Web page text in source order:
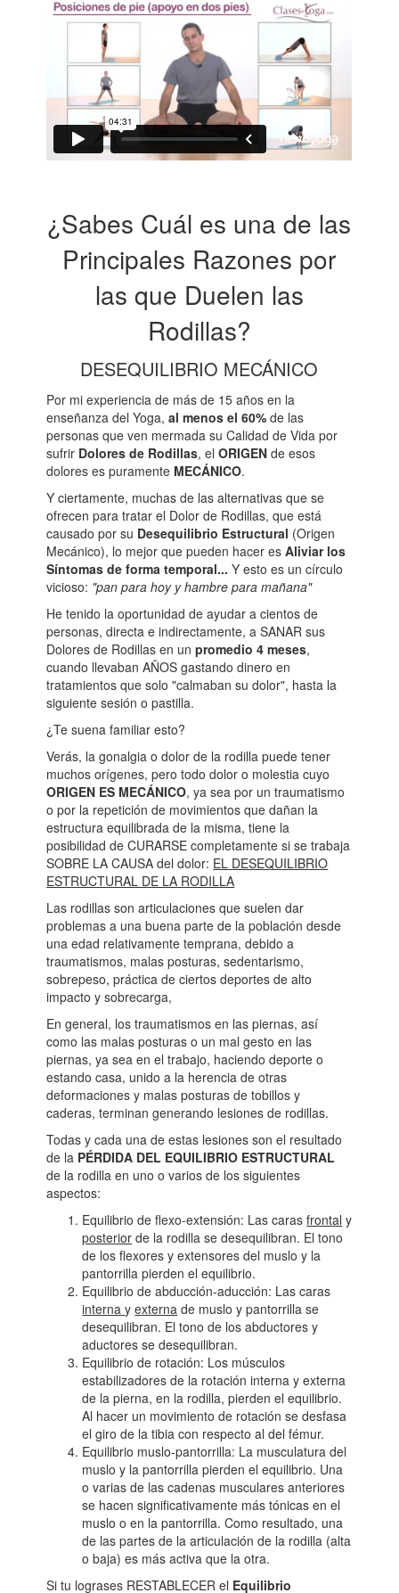
¿Sabes Cuál es una de las
Principales Razones por
las que Duelen las
Rodillas?
DESEQUILIBRIO MECÁNICO
Por mi experiencia de más de 15 años en la
enseñanza del Yoga,al menos el 60% de las
personas que ven mermada su Calidad de Vida por
sufrir Dolores de Rodillas, elORIGENde esos
dolores es puramente MECÁNICO.
Y ciertamente, muchas de las alternativas que se
ofrecen para tratar el Dolor de Rodillas, que está
causado por su Desequilibrio Estructural (Origen
Mecánico), lo mejor que pueden hacer esAliviar los
Síntomas de forma temporal...Y esto es un círculo
vicioso: "pan para hoy y hambre para mañana"
He tenido la oportunidad de ayudar a cientos de
personas, directa e indirectamente, a SANAR sus
Dolores de Rodillas en un promedio 4 meses,
cuando llevaban AÑOS gastando dinero en
tratamientos que solo "calmaban su dolor", hasta la
siguiente sesión o pastilla.
¿Te suena familiar esto?
Verás, la gonalgia o dolor de la rodilla puede tener
muchos orígenes, pero todo dolor o molestia cuyo
ORIGEN ES MECÁNICO, ya sea por un traumatismo
o por la repetición de movimientos que dañan la
estructura equilibrada de la misma, tiene la
posibilidad de CURARSE completamente si se trabaja
SOBRE LA CAUSA del dolor: EL DESEQUILIBRIO
ESTRUCTURAL DE LA RODILLA
Las rodillas son articulaciones que suelen dar
problemas a una buena parte de la población desde
una edad relativamente temprana, debido a
traumatismos, malas posturas, sedentarismo,
sobrepeso, práctica de ciertos deportes de alto
impacto y sobrecarga,
En general, los traumatismos en las piernas, así
como las malas posturas o un mal gesto en las
piernas, ya sea en el trabajo, haciendo deporte o
estando casa, unido a la herencia de otras
deformaciones y malas posturas de tobillos y
caderas, terminan generando lesiones de rodillas.
Todas y cada una de estas lesiones son el resultado
de la PÉRDIDA DEL EQUILIBRIO ESTRUCTURAL
de la rodilla en uno o varios de los siguientes
aspectos:
Equilibrio de flexo-extensión: Las carasfrontal y
posterior de la rodilla se desequilibran. El tono
de los flexores y extensores del muslo y la
pantorrilla pierden el equilibrio.
Equilibrio de abducción-aducción: Las caras
internayexterna de muslo y pantorrilla se
desequilibran. El tono de los abductores y
aductores se desequilibran.
Equilibrio de rotación: Los músculos
estabilizadores de la rotación interna y externa
de la pierna, en la rodilla, pierden el equilibrio.
Al hacer un movimiento de rotación se desfasa
el giro de la tibia con respecto al del fémur.
Equilibrio muslo-pantorrilla: La musculatura del
muslo y la pantorrilla pierden el equilibrio. Una
o varias de las cadenas musculares anteriores
se hacen significativamente más tónicas en el
muslo o en la pantorrilla. Como resultado, una
de las partes de la articulación de la rodilla (alta
o baja) es más activa que la otra.
Si tu lograses RESTABLECER el Equilibrio